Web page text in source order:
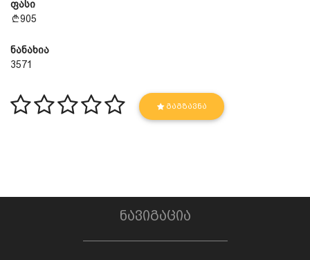
ფასი
905
ნანახია
3571
ᲒᲐᲒᲖᲐᲕᲜᲐ
ნავიგაცია